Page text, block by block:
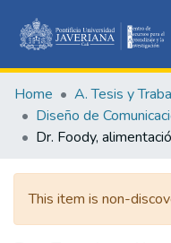
Home A. Tesis y
This item is non-